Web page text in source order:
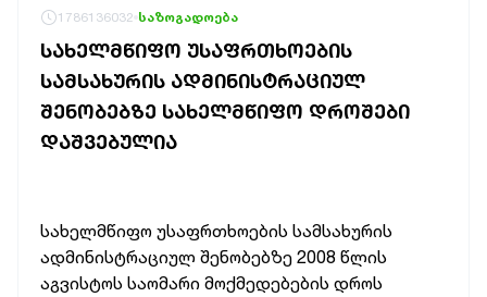
1786136032 საზოგადოება
ᲡᲐᲮᲔᲚᲛᲬᲘᲤᲝ ᲣᲡᲐᲤᲠᲗᲮᲝᲔᲑᲘᲡ
ᲡᲐᲛᲡᲐᲮᲣᲠᲘᲡ ᲐᲓᲛᲘᲜᲘᲡᲢᲠᲐᲪᲘᲣᲚ
ᲨᲔᲜᲝᲑᲔᲑᲖᲔ ᲡᲐᲮᲔᲚᲛᲬᲘᲤᲝ ᲓᲠᲝᲨᲔᲑᲘ
ᲓᲐᲨᲕᲔᲑᲣᲚᲘᲐ
სახელმწიფო უსაფრთხოების სამსახურის
ადმინისტრაციულ შენობებზე 2008 წლის
აგვისტოს საომარი მოქმედებების დროს